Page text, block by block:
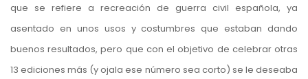
que se refiere a recreación de guerra civil española, ya
asentado en unos usos y costumbres que estaban dando
buenos resultados, pero que con el objetivo de celebrar otras
13 ediciones más (y ojala ese número sea corto) se le deseaba